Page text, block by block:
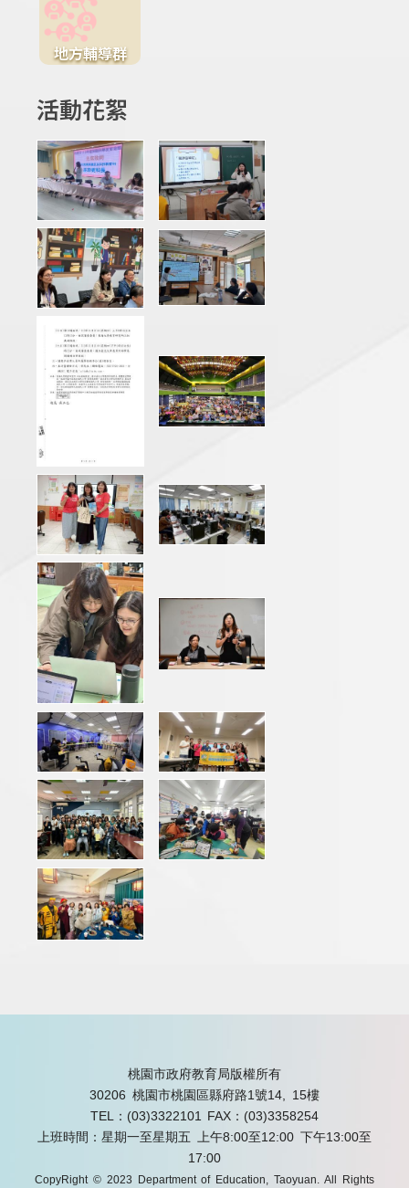
地方輔導群
活動花絮
桃園市政府教育局版權所有
30206 桃園市桃園區縣府路1號14, 15樓
TEL：(03)3322101
FAX：(03)3358254
上班時間：星期一至星期五 上午8:00至12:00 下午13:00至
17:00
CopyRight © 2023 Department of Education, Taoyuan. All Rights